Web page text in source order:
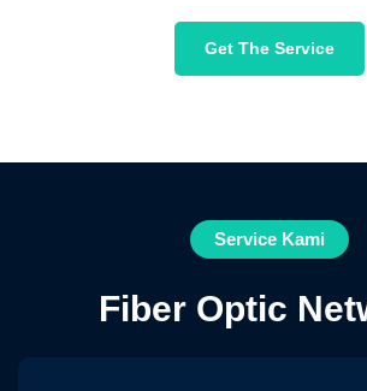
Get The Service
Service Kami
Fiber Optic